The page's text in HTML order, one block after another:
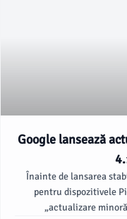
Google lansează
Înainte de lansarea
pentru dispozitivele
„actualizare